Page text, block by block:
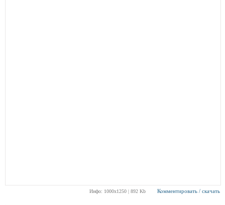
Инфо: 1000х1250 | 892 Kb Комментировать / скачать